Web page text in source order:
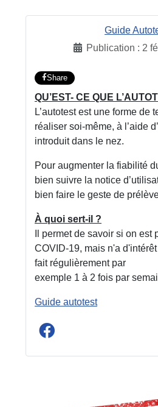
Guide
Publication : 2
Share
QU’EST- CE QUE
L’autotest est une forme de
réaliser soi-même, à l’aide
introduit dans le nez.
Pour augmenter la fiabilité
bien suivre la notice d’utili
bien faire le geste de
À quoi sert-il ?
Il permet de savoir si on est
COVID-19, mais n'a d'inté
fait régulièrement par
exemple 1 à 2 fois par
Guide autotest